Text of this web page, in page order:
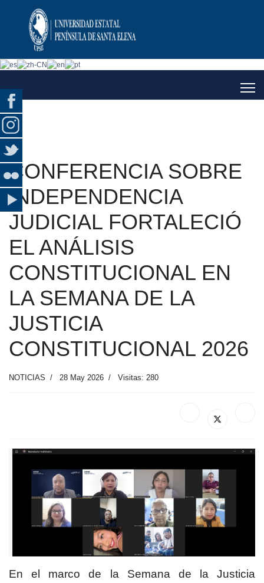
CONFERENCIA SOBRE
INDEPENDENCIA
JUDICIAL FORTALECIÓ
EL ANÁLISIS
CONSTITUCIONAL EN
LA SEMANA DE LA
JUSTICIA
CONSTITUCIONAL 2026
NOTICIAS 28 May 2026 Visitas: 280
En el marco de la Semana de la Justicia